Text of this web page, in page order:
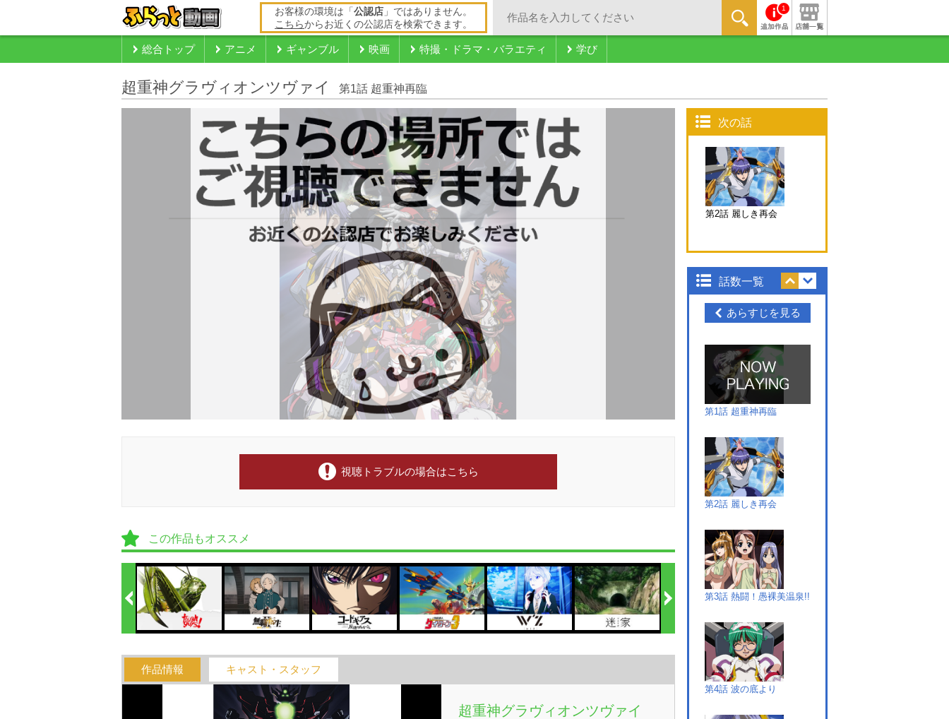
お客様の環境は「 公認店 」ではありません。
こちらからお近くの公認店を検索できます。
1
総合トップ アニメ ギャンブル 映画 特撮・ドラマ・バラエティ 学び
超重神グラヴィオンツヴァイ 第1話 超重神再臨
視聴トラブルの場合はこちら
この作品もオススメ
作品情報 キャスト・スタッフ
超重神グラヴィオンツヴァイ
次の話
第2話 麗しき再会
話数一覧
あらすじを見る
第1話 超重神再臨
第2話 麗しき再会
第3話 熱闘！愚裸美温泉!!
第4話 波の底より